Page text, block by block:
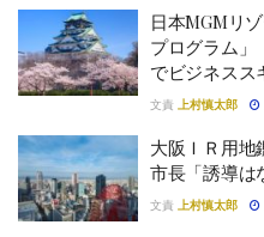
日本MGMリ
プログラム
でビジネスス
文責 上村慎太郎
大阪ＩＲ用
市長「誘導は
文責 上村慎太郎